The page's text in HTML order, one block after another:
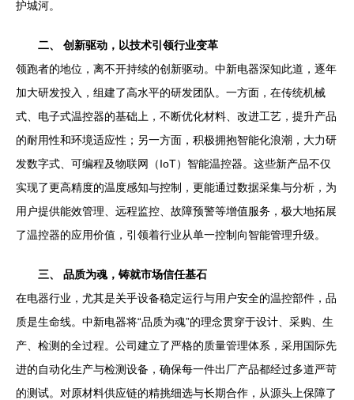
护城河。
二、 创新驱动，以技术引领行业变革
领跑者的地位，离不开持续的创新驱动。中新电器深知此道，逐年
加大研发投入，组建了高水平的研发团队。一方面，在传统机械
式、电子式温控器的基础上，不断优化材料、改进工艺，提升产品
的耐用性和环境适应性；另一方面，积极拥抱智能化浪潮，大力研
发数字式、可编程及物联网（IoT）智能温控器。这些新产品不仅
实现了更高精度的温度感知与控制，更能通过数据采集与分析，为
用户提供能效管理、远程监控、故障预警等增值服务，极大地拓展
了温控器的应用价值，引领着行业从单一控制向智能管理升级。
三、 品质为魂，铸就市场信任基石
在电器行业，尤其是关乎设备稳定运行与用户安全的温控部件，品
质是生命线。中新电器将“品质为魂”的理念贯穿于设计、采购、生
产、检测的全过程。公司建立了严格的质量管理体系，采用国际先
进的自动化生产与检测设备，确保每一件出厂产品都经过多道严苛
的测试。对原材料供应链的精挑细选与长期合作，从源头上保障了